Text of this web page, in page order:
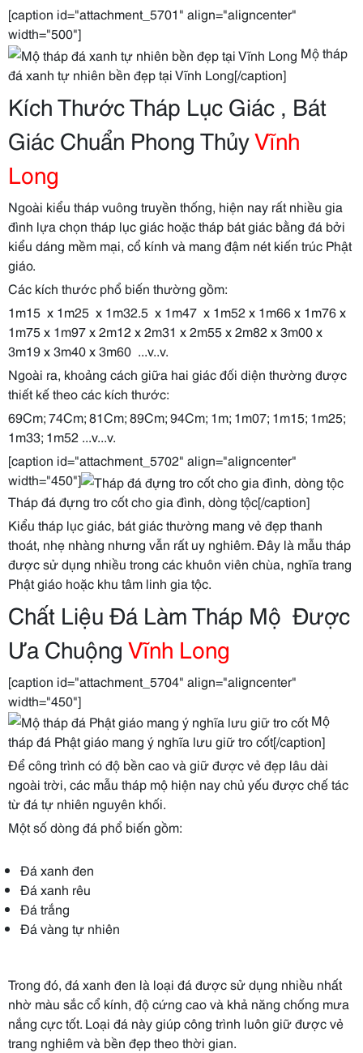
[caption id="attachment_5701" align="aligncenter"
width="500"]
Mộ tháp
đá xanh tự nhiên bền đẹp tại Vĩnh Long[/caption]
Kích Thước Tháp Lục Giác , Bát
Giác Chuẩn Phong ThủyVĩnh
Long
Ngoài kiểu tháp vuông truyền thống, hiện nay rất nhiều gia
đình lựa chọn tháp lục giác hoặc tháp bát giác bằng đá bởi
kiểu dáng mềm mại, cổ kính và mang đậm nét kiến trúc Phật
giáo.
Các kích thước phổ biến thường gồm:
1m15 x 1m25 x 1m32.5 x 1m47 x 1m52 x 1m66 x 1m76 x
1m75 x 1m97 x 2m12 x 2m31 x 2m55 x 2m82 x 3m00 x
3m19 x 3m40 x 3m60 ...v..v.
Ngoài ra, khoảng cách giữa hai giác đối diện thường được
thiết kế theo các kích thước:
69Cm; 74Cm; 81Cm; 89Cm; 94Cm; 1m; 1m07; 1m15; 1m25;
1m33; 1m52 ...v...v.
[caption id="attachment_5702" align="aligncenter"
width="450"]
Tháp đá đựng tro cốt cho gia đình, dòng tộc[/caption]
Kiểu tháp lục giác, bát giác thường mang vẻ đẹp thanh
thoát, nhẹ nhàng nhưng vẫn rất uy nghiêm. Đây là mẫu tháp
được sử dụng nhiều trong các khuôn viên chùa, nghĩa trang
Phật giáo hoặc khu tâm linh gia tộc.
Chất Liệu Đá Làm Tháp Mộ Được
Ưa Chuộng Vĩnh Long
[caption id="attachment_5704" align="aligncenter"
width="450"]
Mộ
tháp đá Phật giáo mang ý nghĩa lưu giữ tro cốt[/caption]
Để công trình có độ bền cao và giữ được vẻ đẹp lâu dài
ngoài trời, các mẫu tháp mộ hiện nay chủ yếu được chế tác
từ đá tự nhiên nguyên khối.
Một số dòng đá phổ biến gồm:
Đá xanh đen
Đá xanh rêu
Đá trắng
Đá vàng tự nhiên
Trong đó, đá xanh đen là loại đá được sử dụng nhiều nhất
nhờ màu sắc cổ kính, độ cứng cao và khả năng chống mưa
nắng cực tốt. Loại đá này giúp công trình luôn giữ được vẻ
trang nghiêm và bền đẹp theo thời gian.